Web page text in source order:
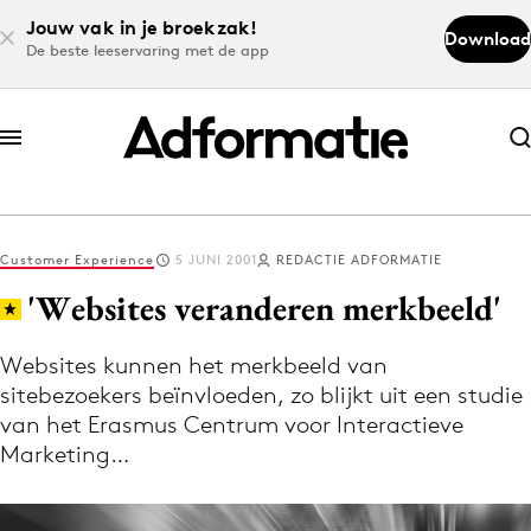
Jouw vak in je broekzak!
De beste leeservaring met de app
Download
Abonneer nu
Abonneer nu
Log in
Download de app
Volg het laatste nieuws via de Adformatie
Nieuws app
Customer Experience 5 JUNI 2001 REDACTIE ADFORMATIE
'Websites veranderen merkbeeld'
Websites kunnen het merkbeeld van
sitebezoekers beïnvloeden, zo blijkt uit een studie
van het Erasmus Centrum voor Interactieve
Marketing…